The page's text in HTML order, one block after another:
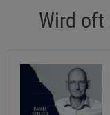
Wird oft
Marketing
Beschreibung